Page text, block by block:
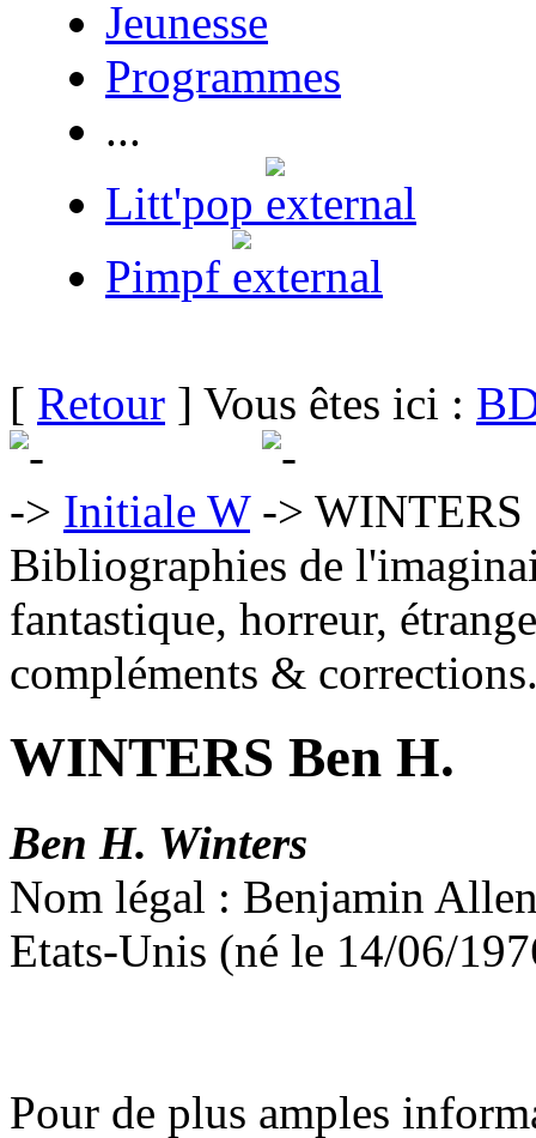
Jeunesse
Programmes
...
Litt'pop
Pimpf
[ Retour ] Vous êtes ici :
Initiale W
WINTERS
Bibliographies de
fantastique, horreur,
compléments &
WINTERS Ben H.
Ben H. Winters
Nom légal : Benjamin
Etats-Unis (né le 14/06/
Pour de plus amples